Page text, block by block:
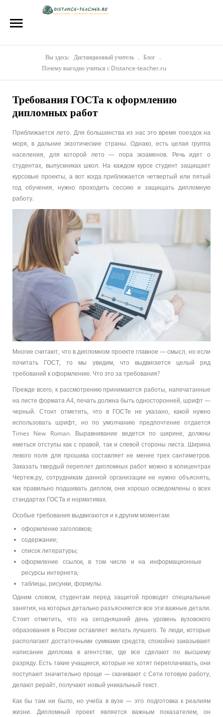
Репетиторы
Стоимость
Акции
Блог
Контакты
Вы здесь: Дистанционный учитель . Блог
.
Почему выгодно учиться с Distance-teacher.ru
Требования ГОСТа к оформлению
дипломных работ
Приближается лето. Для большинства из нас это время поездок на
моря, в дальние экзотические страны. Однако, есть целая группа
населения, для которой лето — пора экзаменов. Речь идет о
студентах, выпускниках школ. На каждом курсе студент защищает
курсовые проекты, а вот когда приближается четвертый или пятый
год обучения, нужно проходить сессию и защищать дипломную
работу.
Многие считают, что в дипломном проекте главное — смысл, но если
почитать ГОСТ, то мы увидим, что выдвигается целый ряд
требований к оформлению. Что это за требования?
Прежде всего, к рассмотрению принимаются работы, напечатанные
на листе формата А4, печать должна быть односторонней, шрифт —
черный. Стоит отметить, что в ГОСТе не указано, какой нужно
использовать шрифт, но по умолчанию предпочтение отдается
Times New Roman. Выравнивание ведется по ширине, должны
иметься отступы как с правой, так и слевой стороны листа. Ширина
левого поля для прошива составляет не менее трех сантиметров.
Заказать твердый переплет дипломных работ можно в копицентрах
Чертеж.ру, сотрудникам данной организации не нужно объяснять,
как правильно подшивать диплом, они хорошо осведомлены о всех
стандартах ГОСТа и нормативах.
Особые требования выдвигаются и к другим моментам:
оформление заголовков;
содержание;
список литературы;
оформление ссылок, в том числе и на информационные
ресурсы интернета;
таблицы, рисунки, формулы.
Одним словом, студентам перед защитой проводят специальные
занятия, на которых детально разъясняются все эти важные детали.
Стоит отметить, что на сегодняшний день уровень вузовского
образования в России оставляет желать лучшего. Те люди, которые
располагают достаточными суммами средств, спокойно заказывают
написание диплома в агентстве, где все сделают по высшему
разряду. Есть такие учащиеся, которые не хотят переплачивать, они
поступают значительно проще — скачивают с Сети готовую работу,
делают рерайт, получают новый уникальный текст.
Как бы там ни было, но учеба в вузе — это подготовка к реалиям
жизни. Дипломный проект является важным показателем, он